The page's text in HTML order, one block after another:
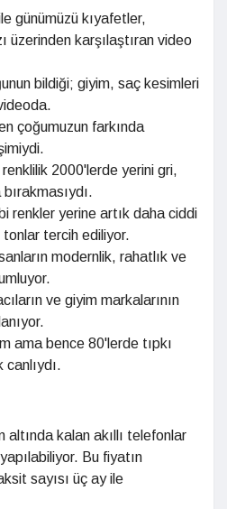
günümüzü kıyafetler,
üzerinden karşılaştıran video
bildiği; giyim, saç kesimleri
çoğumuzun farkında
2000'lerde yerini gri,
renkler yerine artık daha ciddi
tercih ediliyor.
modernlik, rahatlık ve
ve giyim markalarının
ama bence 80'lerde tıpkı
altında kalan akıllı telefonlar
Bu fiyatın
sayısı üç ay ile